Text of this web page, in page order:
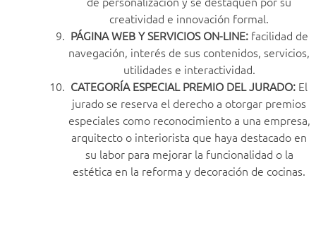
creatividad e innovación formal.
PÁGINA WEB Y SERVICIOS ON-LINE:facilidad de
navegación, interés de sus contenidos, servicios,
utilidades e interactividad.
CATEGORÍA ESPECIAL PREMIO DEL JURADO: El
jurado se reserva el derecho a otorgar premios
especiales como reconocimiento a una empresa,
arquitecto o interiorista que haya destacado en
su labor para mejorar la funcionalidad o la
estética en la reforma y decoración de cocinas.